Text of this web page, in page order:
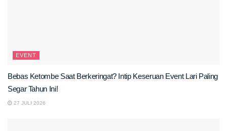
EVENT
Bebas Ketombe Saat Berkeringat? Intip Keseruan Event Lari Paling
Segar Tahun Ini!
27 JULI 2026